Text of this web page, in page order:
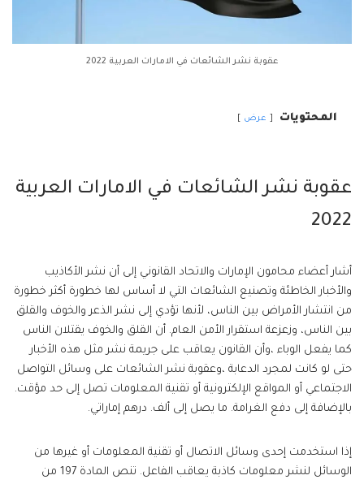
عقوبة نشر الشائعات في الامارات العربية 2022
المحتويات عرض
عقوبة نشر الشائعات في الامارات العربية
2022
أشار أعضاء محامون الإمارات والاتحاد القانوني إلى أن نشر الأكاذيب
والأخبار الخاطئة وتصنيع الشائعات التي لا أساس لها خطورة أكثر خطورة
من انتشار الأمراض بين الناس، لأنها تؤدي إلى نشر الذعر والخوف والقلق
بين الناس، وزعزعة استقرار الأمن العام. أن القلق والخوف يقتلان الناس
كما يفعل الوباء ،وأن القانون يعاقب على جريمة نشر مثل هذه الأخبار
حتى لو كانت لمجرد الدعابة ،وعقوبة نشر الشائعات على وسائل التواصل
الاجتماعي أو المواقع الإلكترونية أو تقنية المعلومات تصل إلى حد مؤقت.
بالإضافة إلى دفع الغرامة. ما يصل إلى ألف. درهم إماراتي.
إذا استخدمت إحدى وسائل الاتصال أو تقنية المعلومات أو غيرها من
الوسائل لنشر معلومات كاذبة يعاقب الفاعل. تنص المادة 197 من